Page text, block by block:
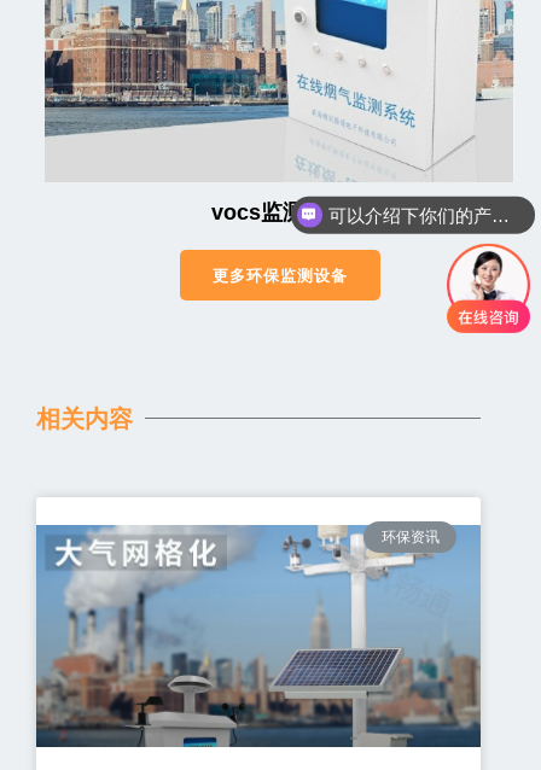
vocs监测系统
更多环保监测设备
相关内容
环保资讯
可以介绍下你们的产品么